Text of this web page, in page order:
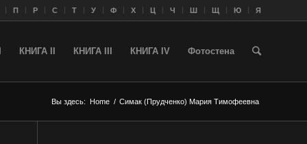
П Р С Т У Ф Х Ц Ч Ш Щ Ю Я
КНИГА II КНИГА III КНИГА IV Фотостена
Вы здесь: Home / Симак (Прудченко) Мария Тимофеевна